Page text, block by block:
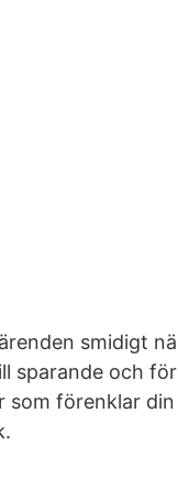
smidigt
och
som förenklar